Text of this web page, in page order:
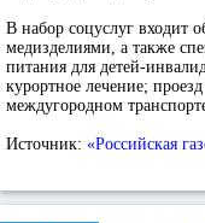
В набор соцуслуг входит
медизделиями, а также
питания для детей-
курортное лечение;
междугородном
Источник: «Российская